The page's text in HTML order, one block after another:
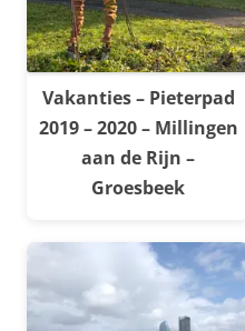
Vakanties – Pieterpad
2019 – 2020 – Millingen
aan de Rijn –
Groesbeek